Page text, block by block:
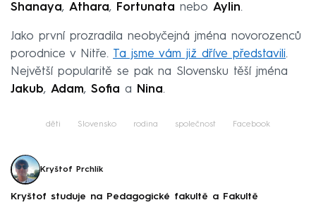
Shanaya, Athara, Fortunata nebo Aylin.
Jako první prozradila neobyčejná jména novorozenců
porodnice v Nitře. Ta jsme vám již dříve představili.
Největší popularitě se pak na Slovensku těší jména
Jakub, Adam, Sofia a Nina.
děti Slovensko rodina společnost Facebook
Kryštof Prchlík
Kryštof studuje na Pedagogické fakultě a Fakultě